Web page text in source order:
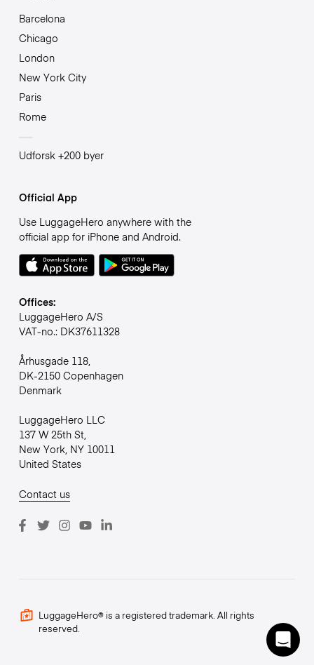
Barcelona
Chicago
London
New York City
Paris
Rome
Udforsk +200 byer
Official App
Use LuggageHero anywhere with the
official app for iPhone and Android.
Offices:
LuggageHero A/S
VAT-no.: DK37611328
Århusgade 118,
DK-2150 Copenhagen
Denmark
LuggageHero LLC
137 W 25th St,
New York, NY 10011
United States
Contact us
LuggageHero® is a registered trademark. All rights
reserved.